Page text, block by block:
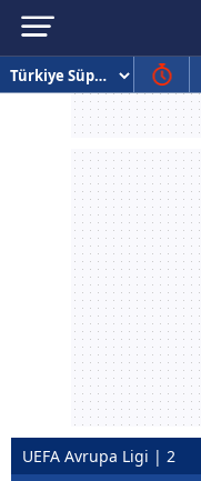
UEFA Avrupa Ligi | 2